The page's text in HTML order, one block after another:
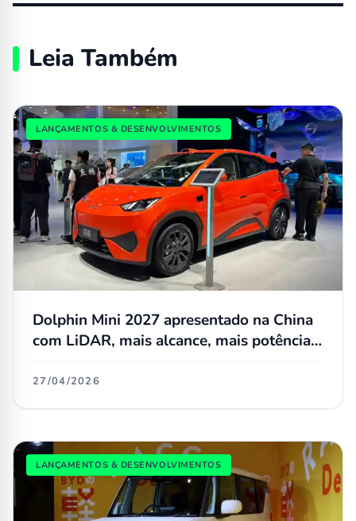
Leia Também
LANÇAMENTOS & DESENVOLVIMENTOS
Dolphin Mini 2027 apresentado na China
com LiDAR, mais alcance, mais potência e
27/04/2026
LANÇAMENTOS & DESENVOLVIMENTOS